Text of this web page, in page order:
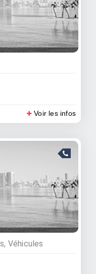
Voir les infos
Véhicules